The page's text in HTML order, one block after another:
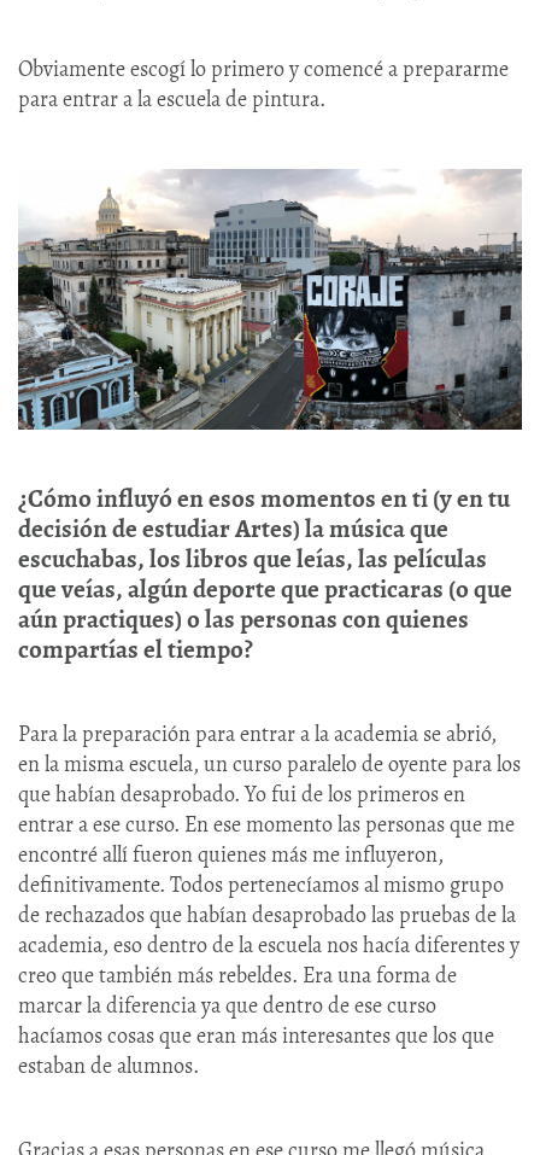
Obviamente escogí lo primero y comencé a prepararme
para entrar a la escuela de pintura.
¿Cómo influyó en esos momentos en ti (y en tu
decisión de estudiar Artes) la música que
escuchabas, los libros que leías, las películas
que veías, algún deporte que practicaras (o que
aún practiques) o las personas con quienes
compartías el tiempo?
Para la preparación para entrar a la academia se abrió,
en la misma escuela, un curso paralelo de oyente para los
que habían desaprobado. Yo fui de los primeros en
entrar a ese curso. En ese momento las personas que me
encontré allí fueron quienes más me influyeron,
definitivamente. Todos pertenecíamos al mismo grupo
de rechazados que habían desaprobado las pruebas de la
academia, eso dentro de la escuela nos hacía diferentes y
creo que también más rebeldes. Era una forma de
marcar la diferencia ya que dentro de ese curso
hacíamos cosas que eran más interesantes que los que
estaban de alumnos.